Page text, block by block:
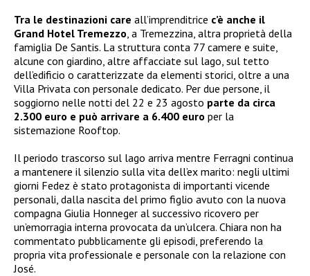
Tra le destinazioni care all’imprenditrice c’è anche il
Grand Hotel Tremezzo, a Tremezzina, altra proprietà della
famiglia De Santis. La struttura conta 77 camere e suite,
alcune con giardino, altre affacciate sul lago, sul tetto
dell’edificio o caratterizzate da elementi storici, oltre a una
Villa Privata con personale dedicato. Per due persone, il
soggiorno nelle notti del 22 e 23 agosto parte da circa
2.300 euro e può arrivare a 6.400 euro per la
sistemazione Rooftop.
Il periodo trascorso sul lago arriva mentre Ferragni continua
a mantenere il silenzio sulla vita dell’ex marito: negli ultimi
giorni Fedez è stato protagonista di importanti vicende
personali, dalla nascita del primo figlio avuto con la nuova
compagna Giulia Honneger al successivo ricovero per
un’emorragia interna provocata da un’ulcera. Chiara non ha
commentato pubblicamente gli episodi, preferendo la
propria vita professionale e personale con la relazione con
José.